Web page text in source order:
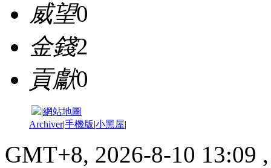
威望0
金錢2
貢獻0
|網站地圖
Archiver|手機版|小黑屋|
GMT+8, 2026-8-10 13:09